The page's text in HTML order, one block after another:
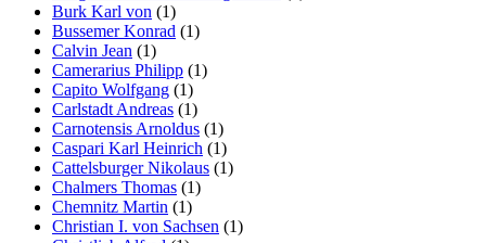
Burk Karl von (1)
Bussemer Konrad (1)
Calvin Jean (1)
Camerarius Philipp (1)
Capito Wolfgang (1)
Carlstadt Andreas (1)
Carnotensis Arnoldus (1)
Caspari Karl Heinrich (1)
Cattelsburger Nikolaus (1)
Chalmers Thomas (1)
Chemnitz Martin (1)
Christian I. von Sachsen (1)